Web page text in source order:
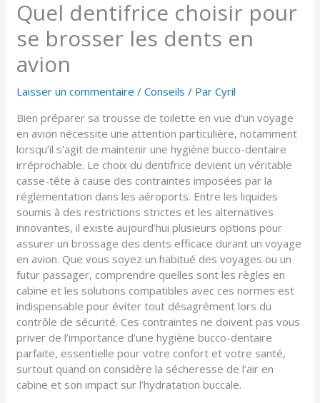
Quel dentifrice choisir pour
se brosser les dents en
avion
Laisser un commentaire /Conseils / ParCyril
Bien préparer sa trousse de toilette en vue d’un voyage
en avion nécessite une attention particulière, notamment
lorsqu’il s’agit de maintenir une hygiène bucco-dentaire
irréprochable. Le choix du dentifrice devient un véritable
casse-tête à cause des contraintes imposées par la
réglementation dans les aéroports. Entre les liquides
soumis à des restrictions strictes et les alternatives
innovantes, il existe aujourd’hui plusieurs options pour
assurer un brossage des dents efficace durant un voyage
en avion. Que vous soyez un habitué des voyages ou un
futur passager, comprendre quelles sont les règles en
cabine et les solutions compatibles avec ces normes est
indispensable pour éviter tout désagrément lors du
contrôle de sécurité. Ces contraintes ne doivent pas vous
priver de l’importance d’une hygiène bucco-dentaire
parfaite, essentielle pour votre confort et votre santé,
surtout quand on considère la sécheresse de l’air en
cabine et son impact sur l’hydratation buccale.